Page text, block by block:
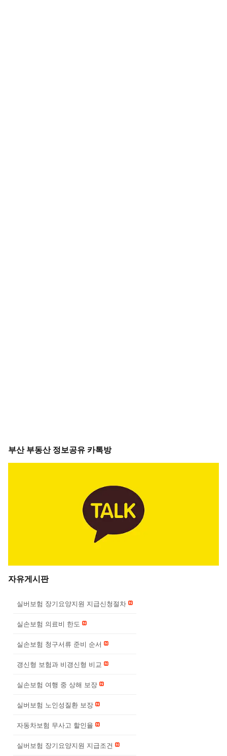
부산 부동산 정보공유 카톡방
자유게시판
실버보험 장기요양지원 지급신청절차
실손보험 의료비 한도
실손보험 청구서류 준비 순서
갱신형 보험과 비갱신형 비교
실손보험 여행 중 상해 보장
실버보험 노인성질환 보장
자동차보험 무사고 할인율
실버보험 장기요양지원 지급조건